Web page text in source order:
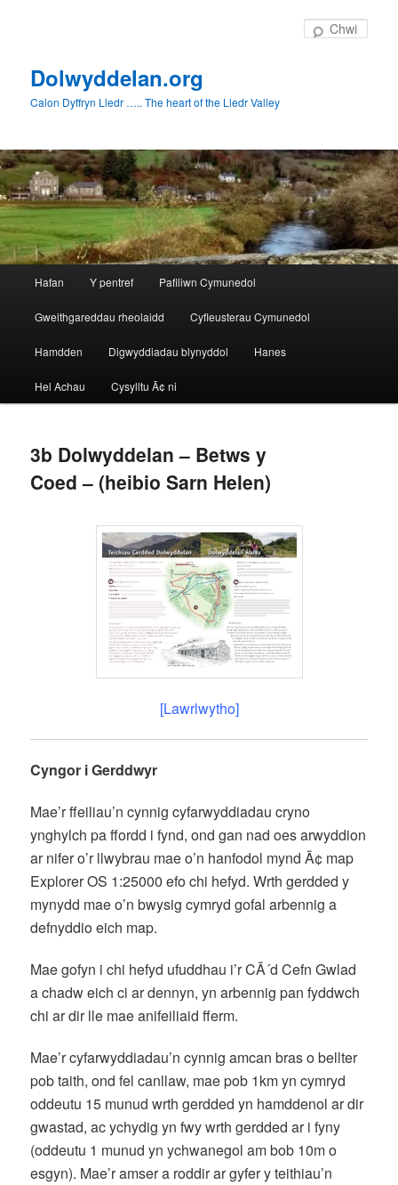
Dolwyddelan.org
Calon Dyffryn Lledr ….. The heart of the Lledr Valley
ddewislen
Hafan Y pentref Pafiliwn Cymunedol
Gweithgareddau rheolaidd Cyfleusterau Cymunedol
Hamdden Digwyddiadau blynyddol Hanes
Hel Achau Cysylltu Ã¢ ni
3b Dolwyddelan – Betws y
Coed – (heibio Sarn Helen)
[Lawrlwytho]
Cyngor i Gerddwyr
Mae’r ffeiliau’n cynnig cyfarwyddiadau cryno
ynghylch pa ffordd i fynd, ond gan nad oes arwyddion
ar nifer o’r llwybrau mae o’n hanfodol mynd Ã¢ map
Explorer OS 1:25000 efo chi hefyd. Wrth gerdded y
mynydd mae o’n bwysig cymryd gofal arbennig a
defnyddio eich map.
Mae gofyn i chi hefyd ufuddhau i’r CÃ´d Cefn Gwlad
a chadw eich ci ar dennyn, yn arbennig pan fyddwch
chi ar dir lle mae anifeiliaid fferm.
Mae’r cyfarwyddiadau’n cynnig amcan bras o bellter
pob taith, ond fel canllaw, mae pob 1km yn cymryd
oddeutu 15 munud wrth gerdded yn hamddenol ar dir
gwastad, ac ychydig yn fwy wrth gerdded ar i fyny
(oddeutu 1 munud yn ychwanegol am bob 10m o
esgyn). Mae’r amser a roddir ar gyfer y teithiau’n